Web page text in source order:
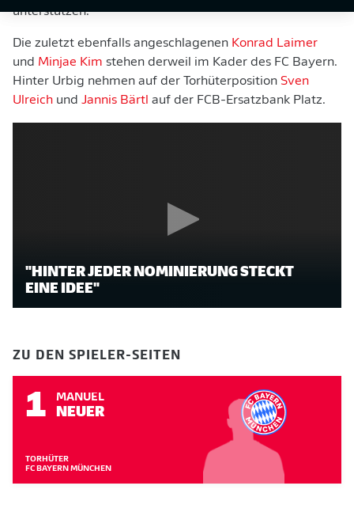
unterstützen.
Die zuletzt ebenfalls angeschlagenen Konrad Laimer
und Minjae Kim stehen derweil im Kader des FC Bayern.
Hinter Urbig nehmen auf der Torhüterposition Sven
Ulreich und Jannis Bärtl auf der FCB-Ersatzbank Platz.
"HINTER JEDER NOMINIERUNG STECKT
EINE IDEE"
ZU DEN SPIELER-SEITEN
1 MANUEL
NEUER
TORHÜTER
FC BAYERN MÜNCHEN